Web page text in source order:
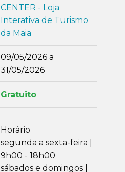
CENTER - Loja
Interativa de Turismo
da Maia
09/05/2026 a
31/05/2026
Gratuito
Horário
segunda a sexta-feira |
9h00 - 18h00
sábados e domingos |